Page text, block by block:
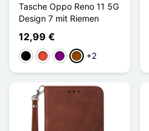
Tasche Oppo Reno 11 5G
Design 7 mit Riemen
12,99 €
Schwarz
Rot ViolettBraun
+2